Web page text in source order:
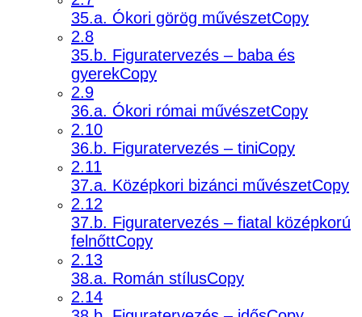
35.a. Ókori görög művészetCopy
2.8
35.b. Figuratervezés – baba és
gyerekCopy
2.9
36.a. Ókori római művészetCopy
2.10
36.b. Figuratervezés – tiniCopy
2.11
37.a. Középkori bizánci művészetCopy
2.12
37.b. Figuratervezés – fiatal középkorú
felnőttCopy
2.13
38.a. Román stílusCopy
2.14